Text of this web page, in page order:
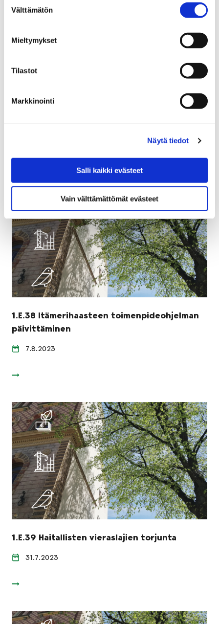
valinta
Välttämätön
Mieltymykset
Tilastot
Markkinointi
Näytä tiedot
Salli kaikki evästeet
Vain välttämättömät evästeet
1.D.30 Hulevesiohjelman toimenpiteet
14.8.2023
1.E.38 Itämerihaasteen toimenpideohjelman
päivittäminen
7.8.2023
1.E.39 Haitallisten vieraslajien torjunta
31.7.2023